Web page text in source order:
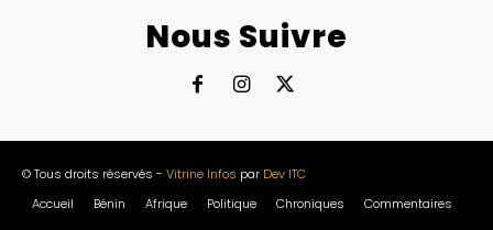
Nous Suivre
© Tous droits réservés - Vitrine Infos par Dev ITC
Accueil
Bénin Afrique Politique Chroniques Commentaires